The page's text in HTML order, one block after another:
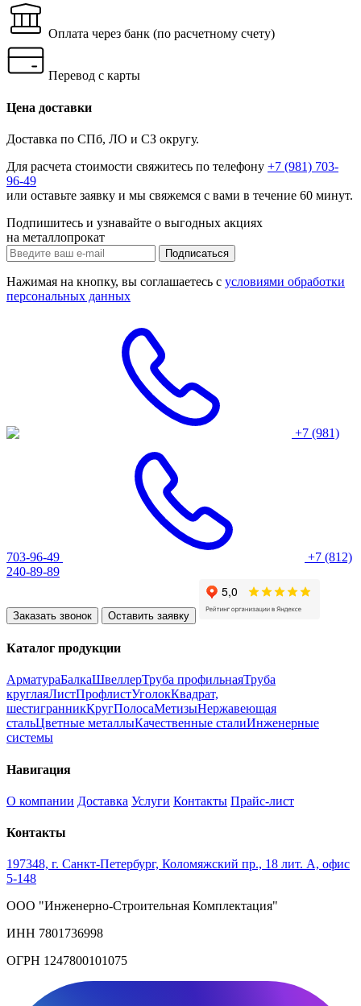
Оплата через банк (по расчетному счету)
Перевод с карты
Цена доставки
Доставка по СПб, ЛО и СЗ округу.
Для расчета стоимости свяжитесь по телефону +7 (981) 703-
96-49
или оставьте заявку и мы свяжемся с вами в течение 60 минут.
Подпишитесь и узнавайте о выгодных акциях
на металлопрокат
Нажимая на кнопку, вы соглашаетесь с условиями обработки
персональных данных
+7 (981)
703-96-49
+7 (812)
240-89-89
Заказать звонок Оставить заявку
Каталог продукции
АрматураБалкаШвеллерТруба профильнаяТруба
круглаяЛистПрофлистУголокКвадрат,
шестигранникКругПолосаМетизыНержавеющая
стальЦветные металлыКачественные сталиИнженерные
системы
Навигация
О компании Доставка Услуги Контакты Прайс-лист
Контакты
197348, г. Санкт-Петербург, Коломяжский пр., 18 лит. А, офис
5-148
ООО "Инженерно-Строительная Комплектация"
ИНН 7801736998
ОГРН 1247800101075